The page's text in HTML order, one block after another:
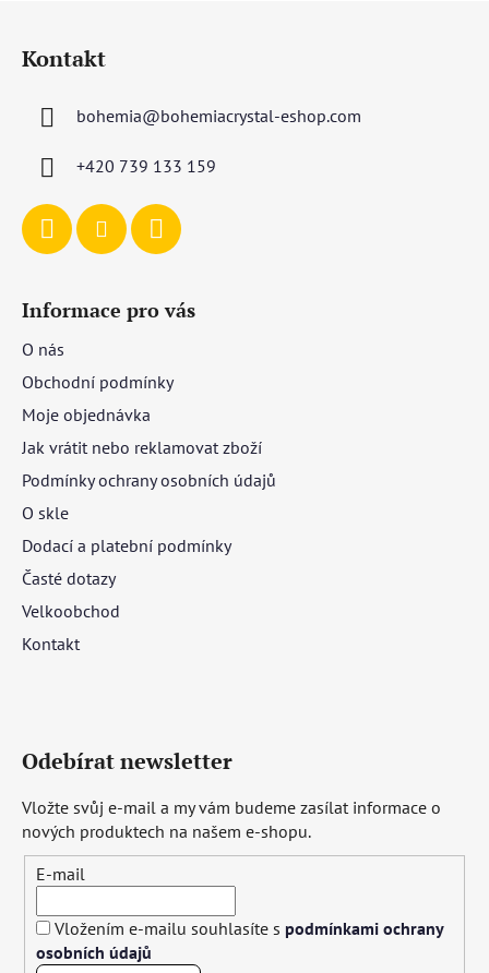
Kontakt
bohemia@bohemiacrystal-eshop.com
+420 739 133 159
Informace pro vás
O nás
Obchodní podmínky
Moje objednávka
Jak vrátit nebo reklamovat zboží
Podmínky ochrany osobních údajů
O skle
Dodací a platební podmínky
Časté dotazy
Velkoobchod
Kontakt
Odebírat newsletter
Vložte svůj e-mail a my vám budeme zasílat informace o
nových produktech na našem e-shopu.
E-mail
Vložením e-mailu souhlasíte s podmínkami ochrany
osobních údajů